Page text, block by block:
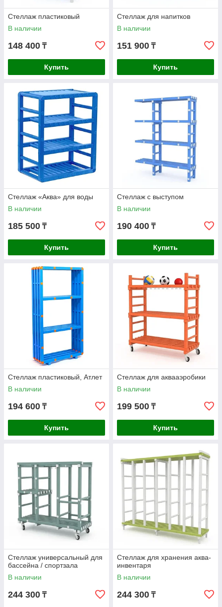
Стеллаж пластиковый
В наличии
148 400 ₸
Купить
Стеллаж для напитков
В наличии
151 900 ₸
Купить
Стеллаж «Аква» для воды
В наличии
185 500 ₸
Купить
Стеллаж с выступом
В наличии
190 400 ₸
Купить
Стеллаж пластиковый, Атлет
В наличии
194 600 ₸
Купить
Стеллаж для аквааэробики
В наличии
199 500 ₸
Купить
Стеллаж универсальный для
бассейна / спортзала
В наличии
244 300 ₸
Стеллаж для хранения аква-
инвентаря
В наличии
244 300 ₸